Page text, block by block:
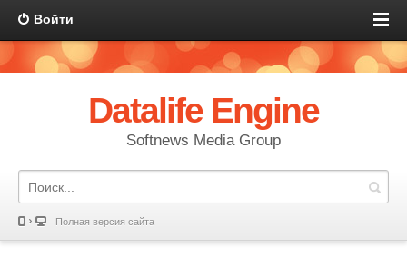
Войти
Datalife Engine
Softnews Media Group
Полная версия сайта